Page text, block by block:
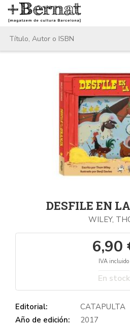
DESFILE EN
WILEY,
6,90
IVA incluido
En stock
Editorial:
CATAPULTA
Año de edición:
2017